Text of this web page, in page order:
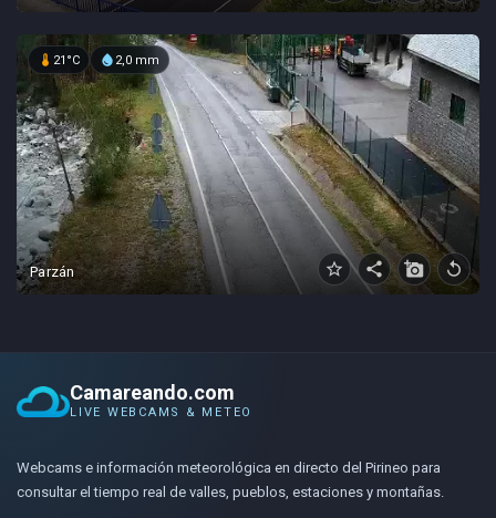
star_border share add_a_photo replay
device_thermostat 21°C water_drop 2,0 mm
Parzán
Camareando.com
LIVE WEBCAMS & METEO
Webcams e información meteorológica en directo del Pirineo para
consultar el tiempo real de valles, pueblos, estaciones y montañas.